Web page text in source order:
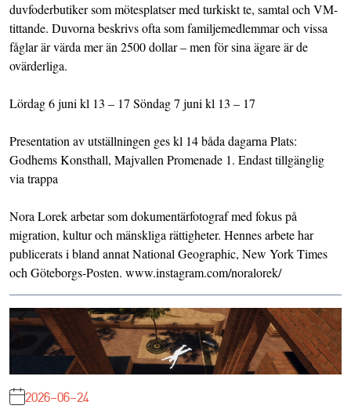
duvfoderbutiker som mötesplatser med turkiskt te, samtal och VM-
tittande. Duvorna beskrivs ofta som familjemedlemmar och vissa
fåglar är värda mer än 2500 dollar – men för sina ägare är de
ovärderliga.
Lördag 6 juni kl 13 – 17 Söndag 7 juni kl 13 – 17
Presentation av utställningen ges kl 14 båda dagarna Plats:
Godhems Konsthall, Majvallen Promenade 1. Endast tillgänglig
via trappa
Nora Lorek arbetar som dokumentärfotograf med fokus på
migration, kultur och mänskliga rättigheter. Hennes arbete har
publicerats i bland annat National Geographic, New York Times
och Göteborgs-Posten. www.instagram.com/noralorek/
2026-06-24